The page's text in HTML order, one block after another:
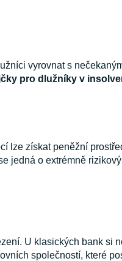
vyrovnat s
pro dlužníky v
lze získat peněžní
jedná o extrémně
U klasických bank si
společností, které